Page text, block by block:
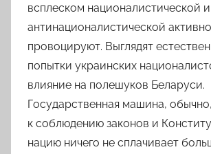
всплеском националистической и
антинационалистической
провоцируют. Выглядят
попытки украинских
влияние на полешуков Беларуси.
Государственная машина,
к соблюдению законов и
нацию ничего не сплачивает